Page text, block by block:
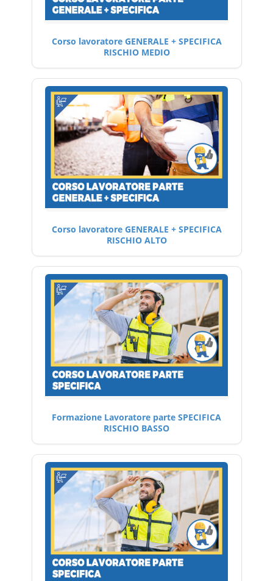
Corso lavoratore GENERALE + SPECIFICA
RISCHIO MEDIO
Corso lavoratore GENERALE + SPECIFICA
RISCHIO ALTO
Formazione Lavoratore parte SPECIFICA
RISCHIO BASSO